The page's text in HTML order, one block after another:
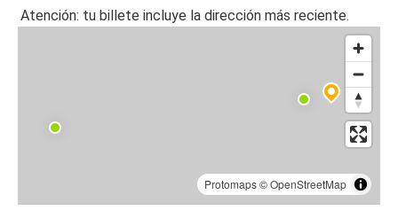
Atención: tu billete incluye la dirección más reciente.
Protomaps©OpenStreetMap